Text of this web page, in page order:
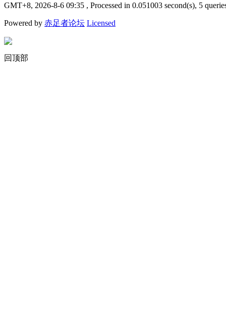
GMT+8, 2026-8-6 09:35 , Processed in 0.051003 second(s), 5
Powered by 赤足者论坛 Licensed
回顶部